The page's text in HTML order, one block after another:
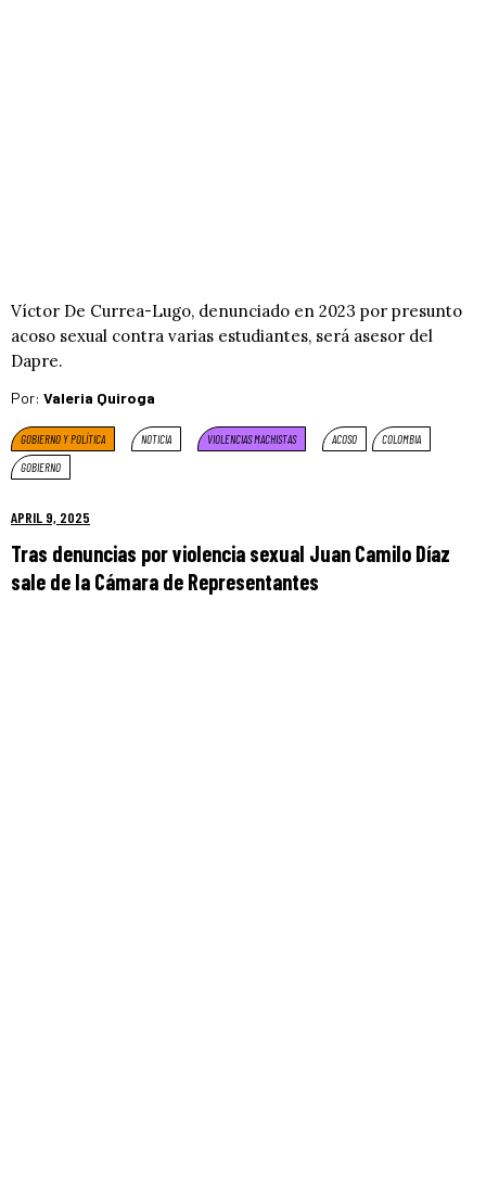
Víctor De Currea-Lugo, denunciado en 2023 por presunto
acoso sexual contra varias estudiantes, será asesor del
Dapre.
Por: Valeria Quiroga
GOBIERNO Y POLÍTICA NOTICIA VIOLENCIAS MACHISTAS ACOSO
COLOMBIA
GOBIERNO
APRIL 9, 2025
Tras denuncias por violencia sexual Juan Camilo Díaz
sale de la Cámara de Representantes